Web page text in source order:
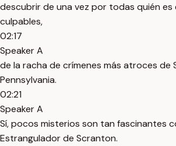
descubrir de una vez por todas quién es
culpables,
02:17
Speaker A
de la racha de crímenes más atroces de
Pennsylvania.
02:21
Speaker A
Sí, pocos misterios son tan fascinantes
Estrangulador de Scranton.